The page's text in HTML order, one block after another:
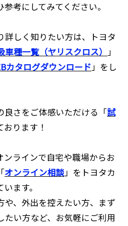
考にしてみてください。
詳しく知りたい方は、トヨタ
車種一覧（ヤリスクロス） 」
カタログダウンロード」をし
良さをご体感いただける「試
ります！
ンラインで自宅や職場からお
オンライン相談」をトヨタカ
ます。
や、外出を控えたい方、まず
たい方など、お気軽にご利用